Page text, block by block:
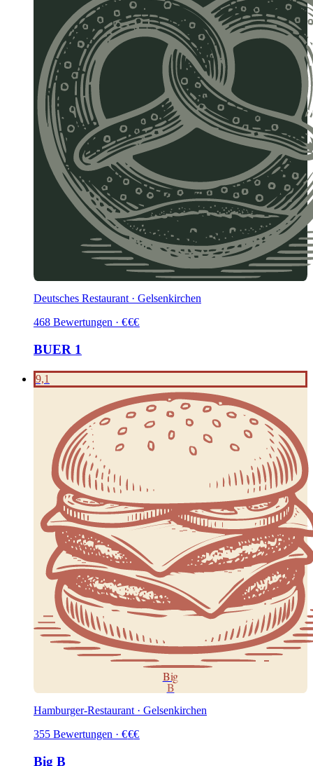
Deutsches Restaurant · Gelsenkirchen
468 Bewertungen · €€€
BUER 1
9,1
Big
B
Hamburger-Restaurant · Gelsenkirchen
355 Bewertungen · €€€
Big B